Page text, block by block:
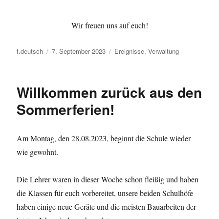
Wir freuen uns auf euch!
Autor
f.deutsch
Veröffentlicht
7. September 2023 Kategorien
Ereignisse,Verwaltung
Willkommen zurück aus den
Sommerferien!
Am Montag, den 28.08.2023, beginnt die Schule wieder
wie gewohnt.
Die Lehrer waren in dieser Woche schon fleißig und haben
die Klassen für euch vorbereitet, unsere beiden Schulhöfe
haben einige neue Geräte und die meisten Bauarbeiten der